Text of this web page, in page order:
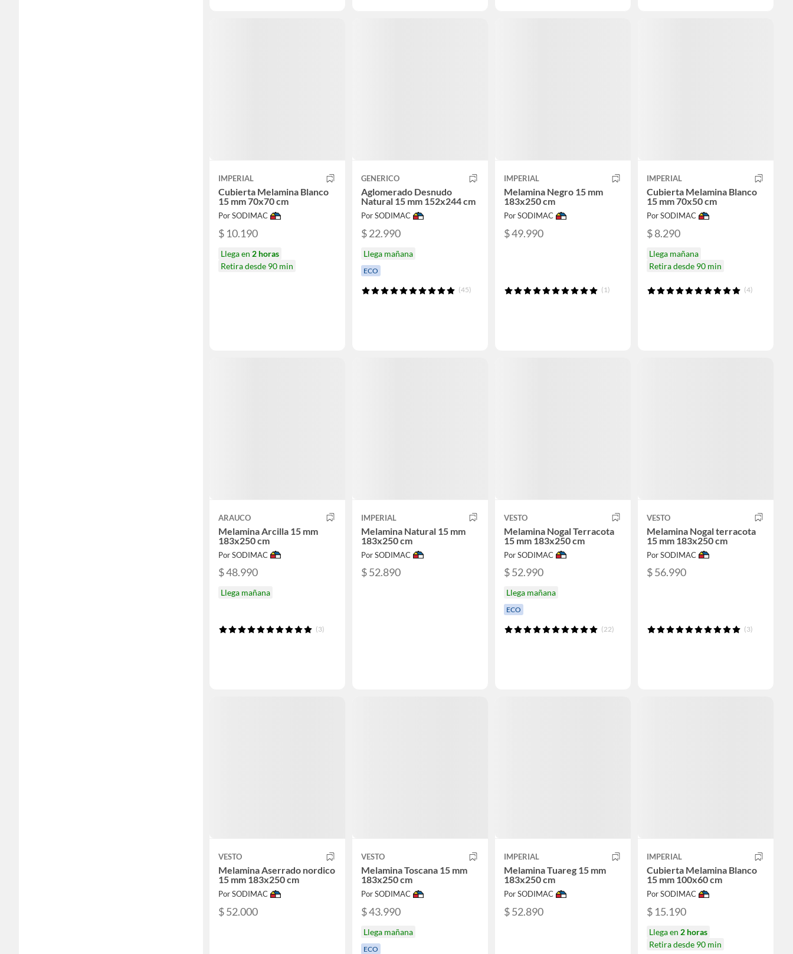
IMPERIAL
Cubierta Melamina Blanco
15 mm 70x70 cm
Por SODIMAC
$ 10.190
Llega en 2 horas
Retira desde 90 min
GENERICO
Aglomerado Desnudo
Natural 15 mm 152x244 cm
Por SODIMAC
$ 22.990
Llega mañana
ECO
(45)
IMPERIAL
Melamina Negro 15 mm
183x250 cm
Por SODIMAC
$ 49.990
(1)
IMPERIAL
Cubierta Melamina Blanco
15 mm 70x50 cm
Por SODIMAC
$ 8.290
Llega mañana
Retira desde 90 min
(4)
ARAUCO
Melamina Arcilla 15 mm
183x250 cm
Por SODIMAC
$ 48.990
Llega mañana
(3)
IMPERIAL
Melamina Natural 15 mm
183x250 cm
Por SODIMAC
$ 52.890
VESTO
Melamina Nogal Terracota
15 mm 183x250 cm
Por SODIMAC
$ 52.990
Llega mañana
ECO
(22)
VESTO
Melamina Nogal terracota
15 mm 183x250 cm
Por SODIMAC
$ 56.990
(3)
VESTO
Melamina Aserrado nordico
15 mm 183x250 cm
Por SODIMAC
$ 52.000
VESTO
Melamina Toscana 15 mm
183x250 cm
Por SODIMAC
$ 43.990
Llega mañana
ECO
IMPERIAL
Melamina Tuareg 15 mm
183x250 cm
Por SODIMAC
$ 52.890
IMPERIAL
Cubierta Melamina Blanco
15 mm 100x60 cm
Por SODIMAC
$ 15.190
Llega en 2 horas
Retira desde 90 min